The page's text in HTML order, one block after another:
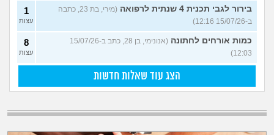
בירור לגבי תכנית 4 שנתית לרפואה
(מירי, בת 23, כתבה
ב-15/07/26 12:16)
1
עצות
כמות אורחים לחתונה
(אנונימי, בן 28, כתב ב-15/07/26
12:03)
8
עצות
הצג עוד שאלות חדשות